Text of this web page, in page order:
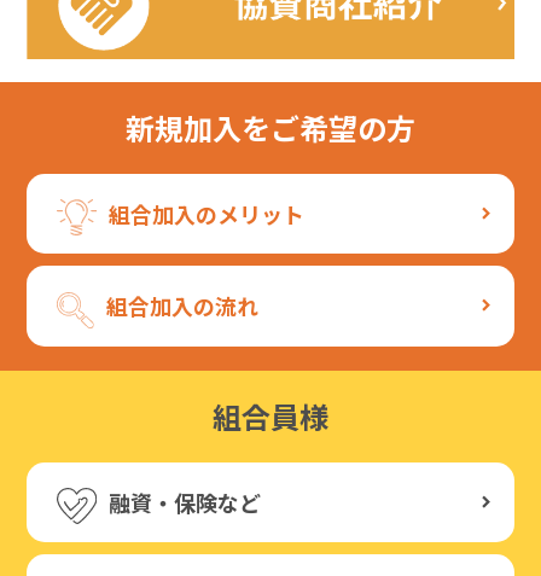
新規加入をご希望の方
組合加入のメリット
組合加入の流れ
組合員様
融資・保険など